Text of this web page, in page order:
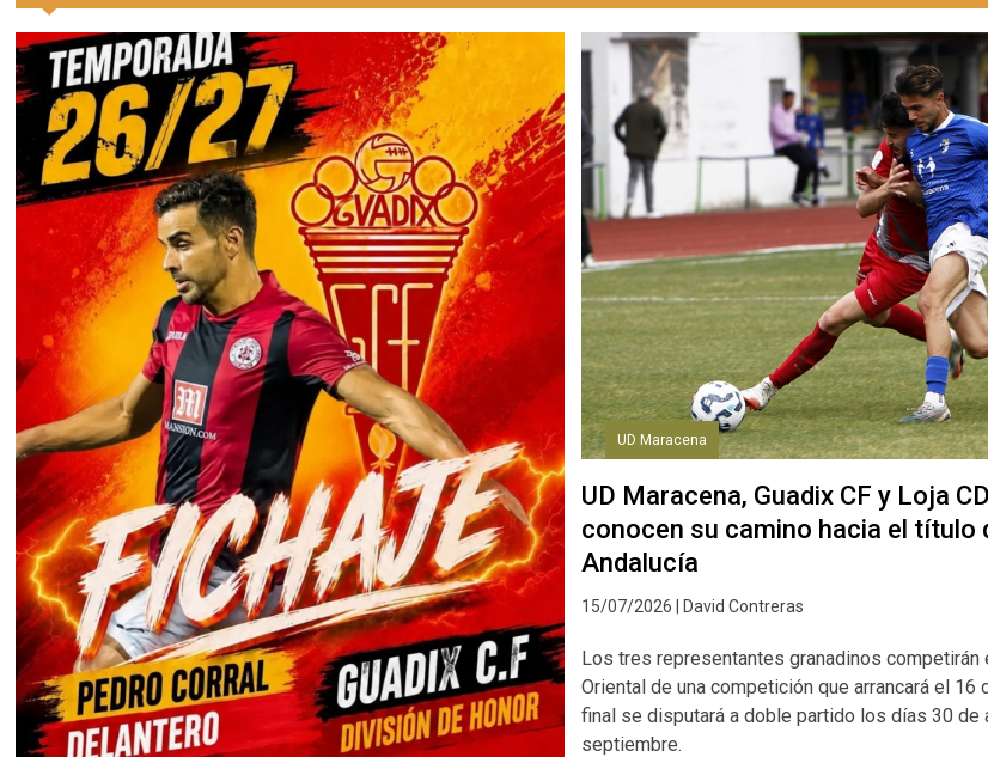
UD Maracena
UD Maracena, Guadix CF y Loja
conocen su camino hacia el título
Andalucía
15/07/2026 | David Contreras
Los tres representantes granadinos competirán
Oriental de una competición que arrancará el 16
final se disputará a doble partido los días 30 de
septiembre.